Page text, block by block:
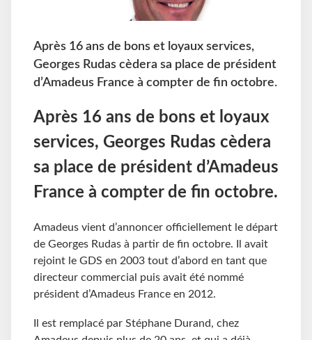
Après 16 ans de bons et loyaux services,
Georges Rudas cèdera sa place de président
d’Amadeus France à compter de fin octobre.
Après 16 ans de bons et loyaux
services, Georges Rudas cèdera
sa place de président d’Amadeus
France à compter de fin octobre.
Amadeus vient d’annoncer officiellement le départ
de Georges Rudas à partir de fin octobre. Il avait
rejoint le GDS en 2003 tout d’abord en tant que
directeur commercial puis avait été nommé
président d’Amadeus France en 2012.
Il est remplacé par Stéphane Durand, chez